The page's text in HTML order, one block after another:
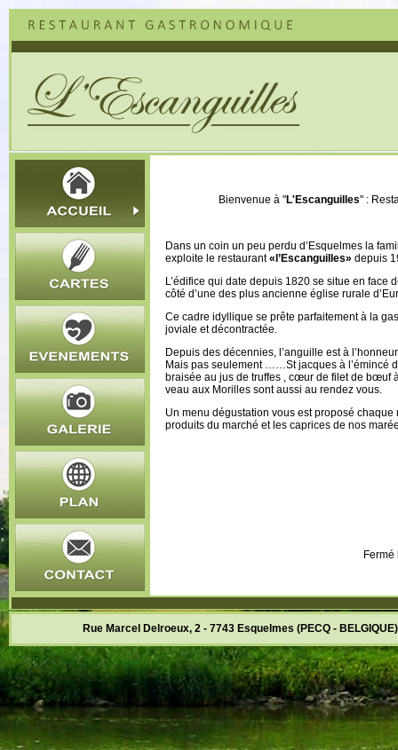
Bienvenue à "L'Escanguilles" :
Dans un coin un peu perdu d’Esquelmes la
exploite le restaurant«l’Escanguilles» depuis
L’édifice qui date depuis 1820 se situe en face
côté d’une des plus ancienne église rurale
Ce cadre idyllique se prête parfaitement à la
joviale et décontractée.
Depuis des décennies, l’anguille est à
Mais pas seulement ……St jacques à l’émincé
braisée au jus de truffes , cœur de filet de bœuf
veau aux Morilles sont aussi au rendez vous.
Un menu dégustation vous est proposé chaque
produits du marché et les caprices de nos
Rue Marcel Delroeux, 2 - 7743 Esquelmes (PECQ - BELGIQUE)